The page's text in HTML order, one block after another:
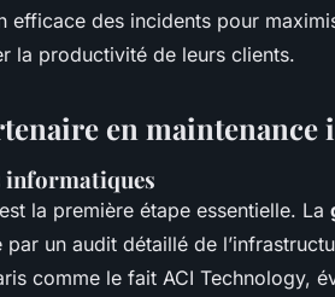
efficace des incidents pour
la productivité de leurs clients.
en
informatiques
la première étape essentielle. La
par un audit détaillé de
comme le fait ACI Technology,